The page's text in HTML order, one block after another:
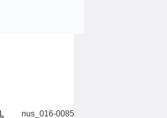
nus_016-0085